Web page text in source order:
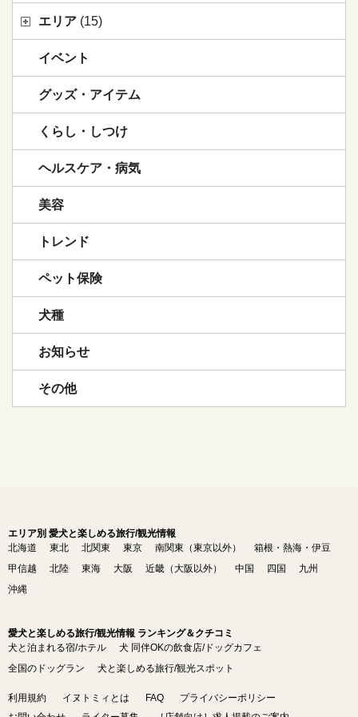
エリア (15)
イベント
グッズ・アイテム
くらし・しつけ
ヘルスケア・病気
美容
トレンド
ペット保険
犬種
お知らせ
その他
エリア別 愛犬と楽しめる旅行/観光情報
北海道
東北 北関東 東京 南関東（東京以外）
箱根・熱海・伊豆
甲信越
北陸 東海 大阪 近畿（大阪以外） 中国 四国
九州
沖縄
愛犬と楽しめる旅行/観光情報 ランキング＆クチコミ
犬と泊まれる宿/ホテル
犬 同伴OKの飲食店/ドッグカフェ
全国のドッグラン
犬と楽しめる旅行/観光スポット
利用規約 イヌトミィとは FAQ
プライバシーポリシー